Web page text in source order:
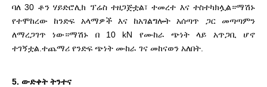
ባለ 30 ቶን ሃይድሮሊክ ፕሬስ ተዘጋጅቷል፣ ተመረተ እና ተስተካክሏል።ማሽኑ
የተሞከረው ከንድፍ አላማዎች እና ከአገልግሎት አሰጣጥ ጋር መጣጣምን
ለማረጋገጥ ነው።ማሽኑ በ 10 kN የሙከራ ጭነት ላይ አጥጋቢ ሆኖ
ተገኝቷል.ተጨማሪ የንድፍ ጭነት ሙከራ ገና መከናወን አለበት.
5. ውድቀት ትንተና